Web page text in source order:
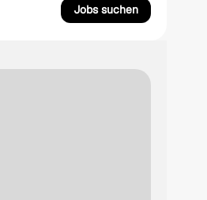
Jobs suchen